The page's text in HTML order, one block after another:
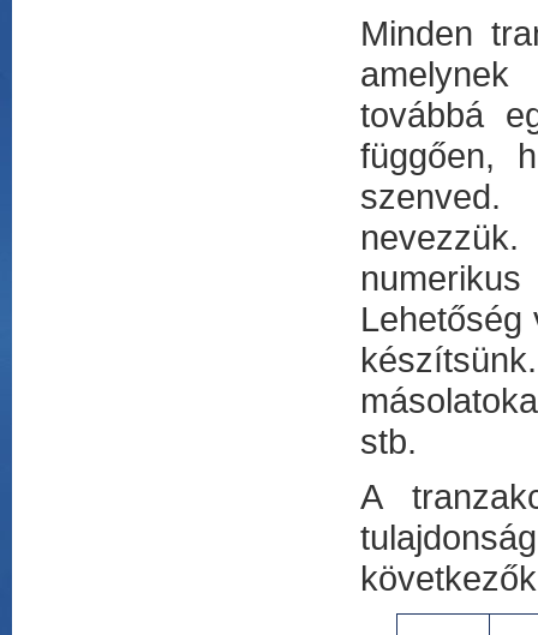
Minden
továbbá
függően,
szenved.
stb.
A